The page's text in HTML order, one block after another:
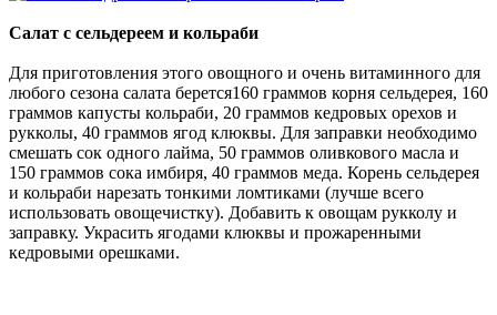
Салат с сельдереем и кольраби
Для приготовления этого овощного и очень витаминного для
любого сезона салата берется160 граммов корня сельдерея, 160
граммов капусты кольраби, 20 граммов кедровых орехов и
рукколы, 40 граммов ягод клюквы. Для заправки необходимо
смешать сок одного лайма, 50 граммов оливкового масла и
150 граммов сока имбиря, 40 граммов меда. Корень сельдерея
и кольраби нарезать тонкими ломтиками (лучше всего
использовать овощечистку). Добавить к овощам рукколу и
заправку. Украсить ягодами клюквы и прожаренными
кедровыми орешками.